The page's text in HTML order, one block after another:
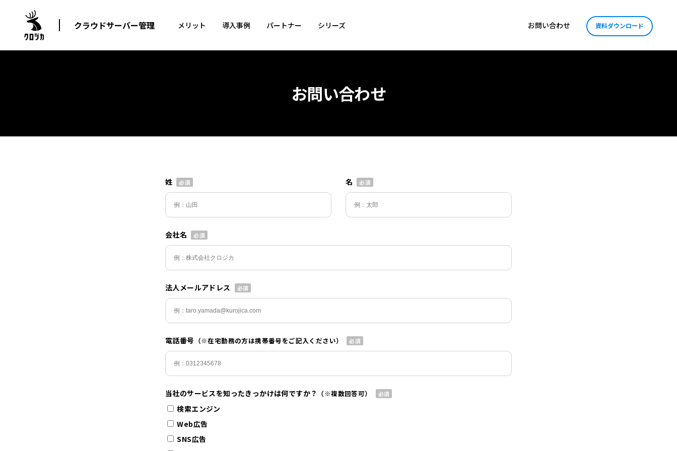
クラウドサーバー管理 メリット 導入事例 パートナー シリーズ お問い合わせ 資料ダウンロード
お問い合わせ
姓 名
会社名
法人メールアドレス
電話番号 （※在宅勤務の方は携帯番号をご記入ください）
当社のサービスを知ったきっかけは何ですか？ （※複数回答可）
検索エンジン
Web広告
SNS広告